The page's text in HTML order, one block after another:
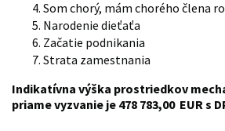
Som chorý, mám chorého člena
Narodenie dieťaťa
Začatie podnikania
Strata zamestnania
Indikatívna výška prostriedkov
priame vyzvanie je 478 783,00 EUR s